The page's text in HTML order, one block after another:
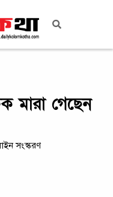
মারা গেছেন
সংস্করণ